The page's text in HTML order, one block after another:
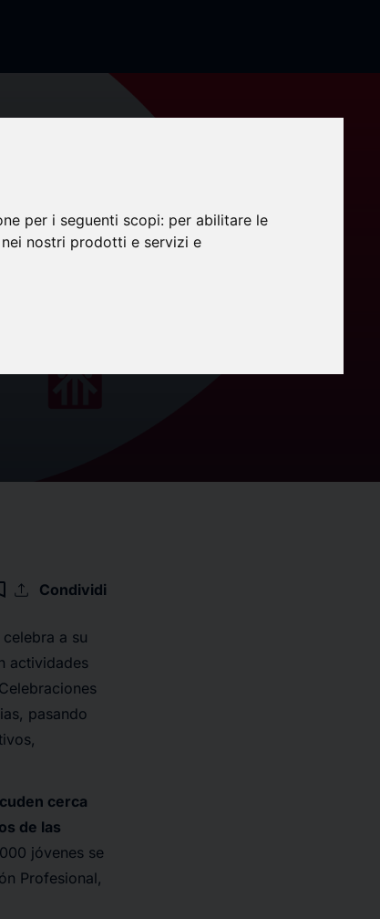
per i seguenti scopi: per abilitare le
nostri prodotti e servizi e
upload Condividi
a su
actividades
pasando
cerca
de las
jóvenes se
Profesional,